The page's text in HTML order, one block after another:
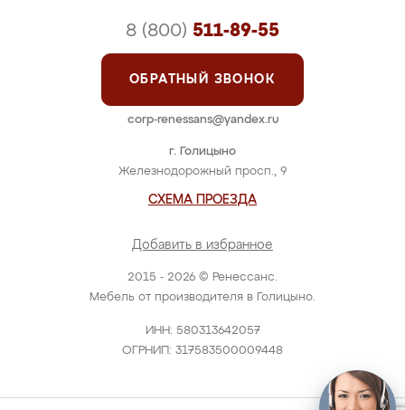
2015 - 2026 © Ренессанс.
Мебель от производителя в Голицыно.
ИНН: 580313642057
ОГРНИП: 317583500009448
г. Голицыно
Железнодорожный просп., 9
СХЕМА ПРОЕЗДА
Добавить в избранное
8 (800) 511-89-55
ОБРАТНЫЙ ЗВОНОК
corp-renessans@yandex.ru